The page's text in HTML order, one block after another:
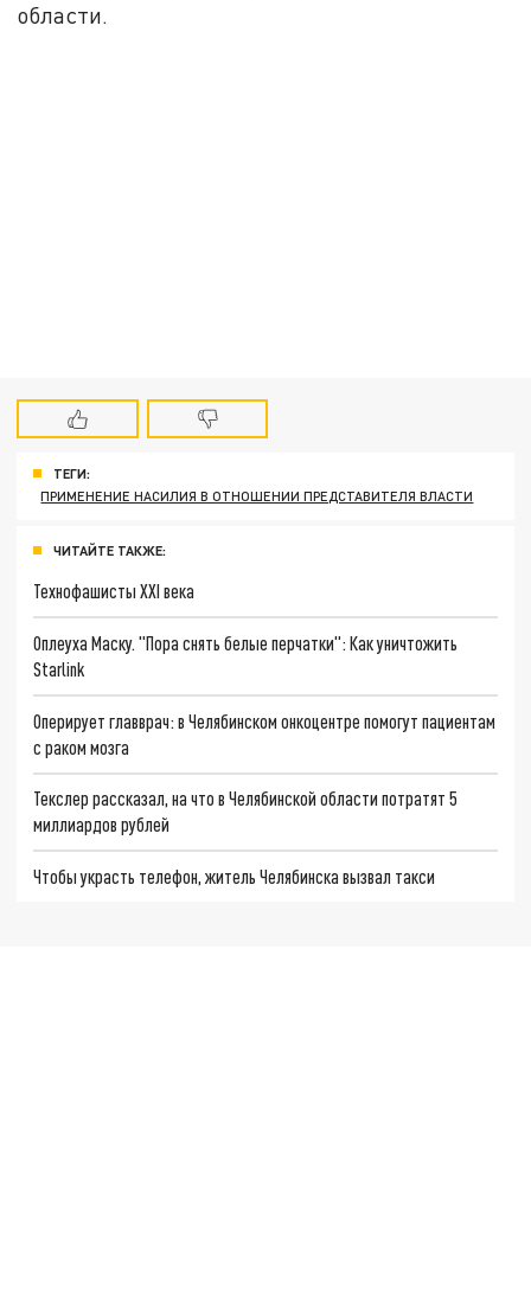
области.
ТЕГИ:
ПРИМЕНЕНИЕ НАСИЛИЯ В ОТНОШЕНИИ ПРЕДСТАВИТЕЛЯ ВЛАСТИ
ЧИТАЙТЕ ТАКЖЕ:
Технофашисты XXI века
Оплеуха Маску. "Пора снять белые перчатки": Как уничтожить
Starlink
Оперирует главврач: в Челябинском онкоцентре помогут пациентам
с раком мозга
Текслер рассказал, на что в Челябинской области потратят 5
миллиардов рублей
Чтобы украсть телефон, житель Челябинска вызвал такси